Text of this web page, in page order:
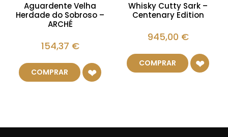
Aguardente Velha
Herdade do Sobroso –
ARCHÉ
154,37 €
COMPRAR
Whisky Cutty Sark –
Centenary Edition
945,00 €
COMPRAR